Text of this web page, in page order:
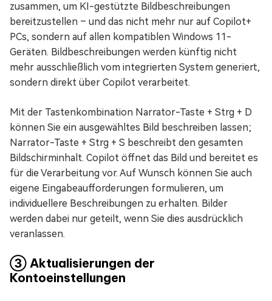
zusammen, um KI-gestützte Bildbeschreibungen
bereitzustellen – und das nicht mehr nur auf Copilot+
PCs, sondern auf allen kompatiblen Windows 11-
Geräten. Bildbeschreibungen werden künftig nicht
mehr ausschließlich vom integrierten System generiert,
sondern direkt über Copilot verarbeitet.
Mit der Tastenkombination Narrator-Taste + Strg + D
können Sie ein ausgewähltes Bild beschreiben lassen;
Narrator-Taste + Strg + S beschreibt den gesamten
Bildschirminhalt. Copilot öffnet das Bild und bereitet es
für die Verarbeitung vor. Auf Wunsch können Sie auch
eigene Eingabeaufforderungen formulieren, um
individuellere Beschreibungen zu erhalten. Bilder
werden dabei nur geteilt, wenn Sie dies ausdrücklich
veranlassen.
③ Aktualisierungen der
Kontoeinstellungen